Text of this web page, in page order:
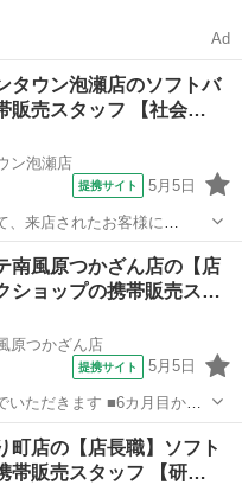
Ad
タウン泡瀬店のソフトバ
販売スタッフ 【社会…
ン泡瀬店
提携サイト 5月5日
、来店されたお客様に
ランを提案します。 最初は
役に立ちたい」というお気
南風原つかざん店の【店
ショップの携帯販売ス…
原つかざん店
提携サイト 5月5日
す ■6カ月目から
学んでいただきます ■1年
運営をお願いします ※能力
町店の【店長職】ソフト
帯販売スタッフ 【研…